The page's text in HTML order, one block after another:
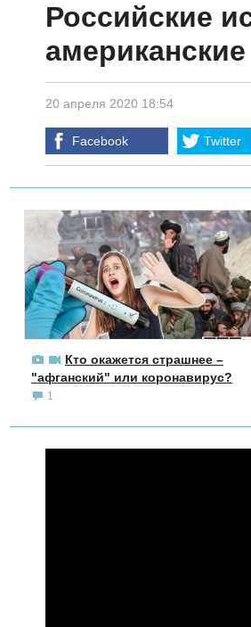
Российские
20 апреля 2020 18:54
Facebook Twitter
Кто окажется страшнее –
"афганский" или коронавирус?
1